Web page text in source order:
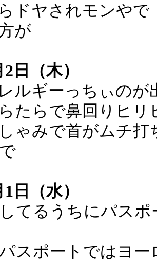
ドヤされモンやで
が
日（木）
ルギーっちぃのが
たらで鼻回りヒリ
ゃみで首がムチ打
日（水）
てるうちにパス
スポートではヨ